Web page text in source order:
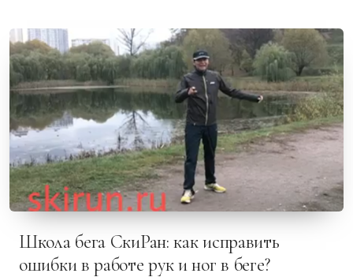
Школа бега СкиРан: как исправить
ошибки в работе рук и ног в беге?